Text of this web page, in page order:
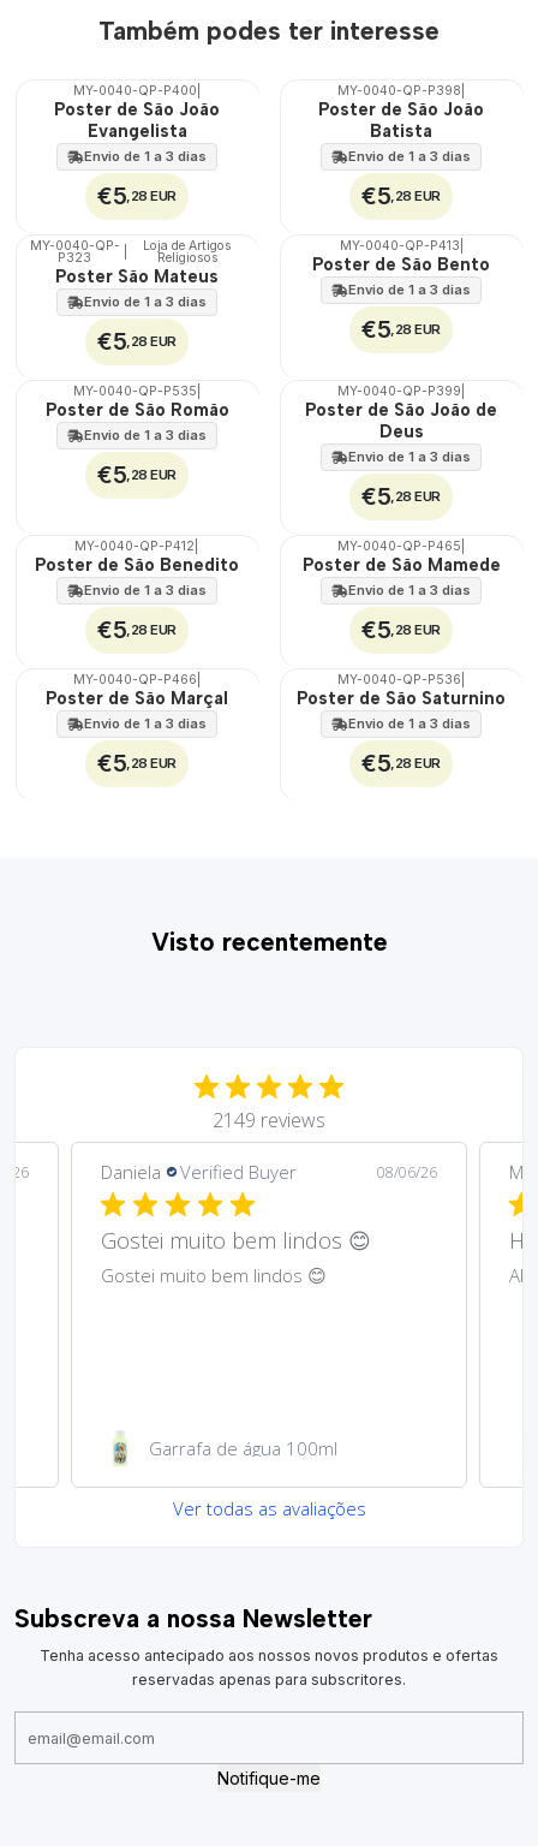
Também podes ter interesse
🇵🇹
MY-0040-QP-P400
Poster de São João
Evangelista
Envio de 1 a 3 dias
€5 ,28 EUR
🇵🇹
MY-0040-QP-P398
Poster de São João
Batista
Envio de 1 a 3 dias
€5 ,28 EUR
🇵🇹
100%
MY-0040-QP-
P323
Loja de Artigos
Religiosos
Poster São Mateus
Envio de 1 a 3 dias
€5 ,28 EUR
🇵🇹
100%
MY-0040-QP-P413
Poster de São Bento
Envio de 1 a 3 dias
€5 ,28 EUR
🇵🇹
100%
MY-0040-QP-P535
Poster de São Romão
Envio de 1 a 3 dias
€5 ,28 EUR
🇵🇹
MY-0040-QP-P399
Poster de São João de
Deus
Envio de 1 a 3 dias
€5 ,28 EUR
🇵🇹
100%
MY-0040-QP-P412
Poster de São Benedito
Envio de 1 a 3 dias
€5 ,28 EUR
🇵🇹
100%
MY-0040-QP-P465
Poster de São Mamede
Envio de 1 a 3 dias
€5 ,28 EUR
🇵🇹
100%
MY-0040-QP-P466
Poster de São Marçal
Envio de 1 a 3 dias
€5 ,28 EUR
🇵🇹
100%
MY-0040-QP-P536
Poster de São Saturnino
Envio de 1 a 3 dias
€5 ,28 EUR
Visto recentemente
2149 reviews
26 Daniela Verified Buyer 08/06/26
Gostei muito bem lindos 😊
Gostei muito bem lindos 😊
Garrafa de água 100ml
Ver todas as avaliações
Subscreva a nossa Newsletter
Tenha acesso antecipado aos nossos novos produtos e ofertas
reservadas apenas para subscritores.
Notifique-me